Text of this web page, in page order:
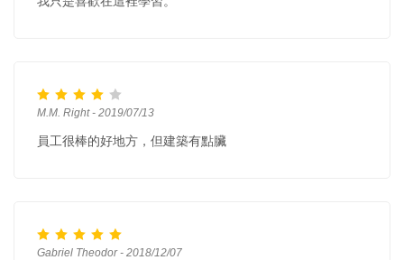
M.M. Right - 2019/07/13
員工很棒的好地方，但建築有點臟
Gabriel Theodor - 2018/12/07